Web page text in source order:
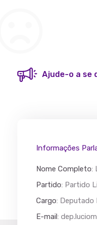
Ajude-o a se
Informações
Nome Completo:
Partido: Partido
Cargo: Deputado
E-mail: